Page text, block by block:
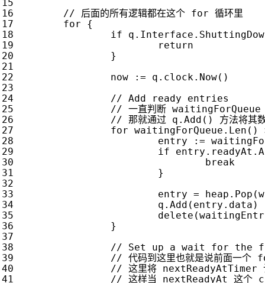
for
{
if
q . Interface .
return
}
now
:= q . clock . Now()
for waitingForQueue . Len ()
entry
:=
if
entry . readyAt .
break
}
entry = heap . Pop (
q . Add ( entry . data )
delete (
}